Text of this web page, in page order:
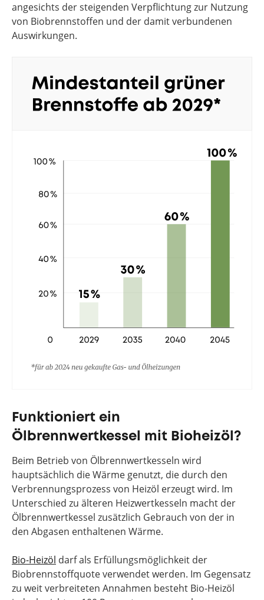
angesichts der steigenden Verpflichtung zur Nutzung
von Biobrennstoffen und der damit verbundenen
Auswirkungen.
Funktioniert ein
Ölbrennwertkessel mit Bioheizöl?
Beim Betrieb von Ölbrennwertkesseln wird
hauptsächlich die Wärme genutzt, die durch den
Verbrennungsprozess von Heizöl erzeugt wird. Im
Unterschied zu älteren Heizwertkesseln macht der
Ölbrennwertkessel zusätzlich Gebrauch von der in
den Abgasen enthaltenen Wärme.
Bio-Heizöl darf als Erfüllungsmöglichkeit der
Biobrennstoffquote verwendet werden. Im Gegensatz
zu weit verbreiteten Annahmen besteht Bio-Heizöl